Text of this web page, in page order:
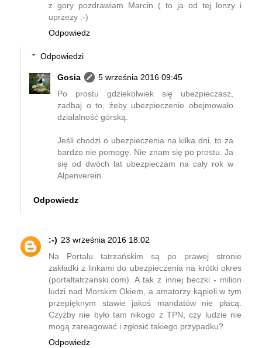
z gory pozdrawiam Marcin ( to ja od tej lonzy i
uprzezy :-)
Odpowiedz
Odpowiedzi
Gosia
5 września 2016 09:45
Po prostu gdziekolwiek się ubezpieczasz,
zadbaj o to, żeby ubezpieczenie obejmowało
działalność górską.
Jeśli chodzi o ubezpieczenia na kilka dni, to za
bardzo nie pomogę. Nie znam się po prostu. Ja
się od dwóch lat ubezpieczam na cały rok w
Alpenverein.
Odpowiedz
:-) 23 września 2016 18:02
Na Portalu tatrzańskim są po prawej stronie
zakładki z linkami do ubezpieczenia na krótki okres
(portaltatrzanski.com). A tak z innej beczki - milion
ludzi nad Morskim Okiem, a amatorzy kąpieli w tym
przepięknym stawie jakoś mandatów nie płacą.
Czyżby nie było tam nikogo z TPN, czy ludzie nie
mogą zareagować i zgłosić takiego przypadku?
Odpowiedz